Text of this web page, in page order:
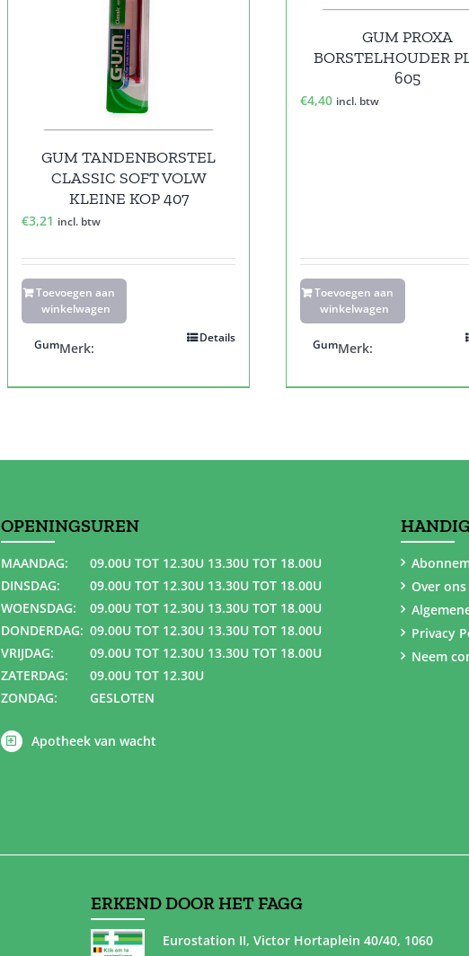
GUM TANDENBORSTEL
CLASSIC SOFT VOLW
KLEINE KOP 407
€3,21 incl. btw
Toevoegen aan
winkelwagen
Details
Merk:
Gum
GUM PROXA
BORSTELHOUDER
605
€4,40 incl. btw
Toevoegen aan
winkelwagen
Merk:
Gum
OPENINGSUREN
MAANDAG:
09.00U TOT 12.30U 13.30U TOT 18.00U
DINSDAG:
09.00U TOT 12.30U 13.30U TOT 18.00U
WOENSDAG:
09.00U TOT 12.30U 13.30U TOT 18.00U
DONDERDAG: 09.00U TOT 12.30U 13.30U TOT 18.00U
VRIJDAG:
09.00U TOT 12.30U 13.30U TOT 18.00U
ZATERDAG:
09.00U TOT 12.30U
ZONDAG:
GESLOTEN
Apotheek van wacht
Over ons
Privacy
Neem
ERKEND DOOR HET FAGG
Eurostation II, Victor Hortaplein 40/40, 1060